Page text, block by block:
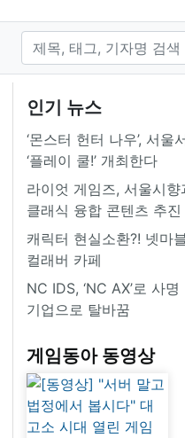
인기 뉴스
‘몬스터 헌터 나우’, 서
‘플레이 쿨!’ 개최한다
라이엇 게임즈, 서울시
클래식 융합 콘텐츠 추진
캐릭터 현실소환?! 넷마
컬래버 카페
NC IDS, ‘NC AX’로 사명
기업으로 탈바꿈
게임동아 동영상